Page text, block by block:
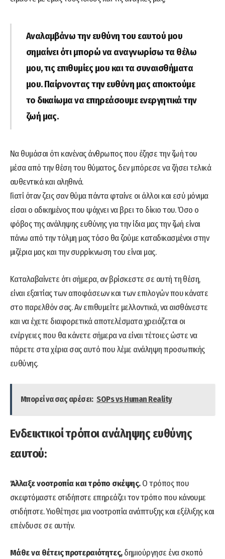
Αναλαμβάνω την ευθύνη του εαυτού μου
σημαίνει ότι μπορώ να αναγνωρίσω τα θέλω
μου, τις επιθυμίες μου και τα συναισθήματα
μου. Παίρνοντας την ευθύνη μας αποκτούμε
το δικαίωμα να επηρεάσουμε ενεργητικά την
ζωή μας.
Να θυμάσαι ότι κανένας άνθρωπος που έζησε την ζωή του
μέσα από την θέση του θύματος, δεν μπόρεσε να ζήσει τελικά
αυθεντικά και αληθινά.
Γιατί όταν ζεις σαν θύμα πάντα φταίνε οι άλλοι και εσύ μόνιμα
είσαι ο αδικημένος που ψάχνει να βρει το δίκιο του. Όσο ο
φόβος της ανάληψης ευθύνης για την ίδια μας την ζωή είναι
πάνω από την τόλμη μας τόσο θα ζούμε καταδικασμένοι στην
μιζέρια μας και την συρρίκνωση του είναι μας.
Καταλαβαίνετε ότι σήμερα, αν βρίσκεστε σε αυτή τη θέση,
είναι εξαιτίας των αποφάσεων και των επιλογών που κάνατε
στο παρελθόν σας. Αν επιθυμείτε μελλοντικά, να αισθάνεστε
και να έχετε διαφορετικά αποτελέσματα χρειάζεται οι
ενέργειες που θα κάνετε σήμερα να είναι τέτοιες ώστε να
πάρετε στα χέρια σας αυτό που λέμε ανάληψη προσωπικής
ευθύνης.
Μπορεί να σας αρέσει: SOPs vs Human Reality
Ενδεικτικοί τρόποι ανάληψης ευθύνης
εαυτού:
Άλλαξε νοοτροπία και τρόπο σκέψης.Ο τρόπος που
σκεφτόμαστε οτιδήποτε επηρεάζει τον τρόπο που κάνουμε
οτιδήποτε. Υιοθέτησε μια νοοτροπία ανάπτυξης και εξέλιξης και
επένδυσε σε αυτήν.
Μάθε να θέτεις προτεραιότητες,δημιούργησε ένα σκοπό